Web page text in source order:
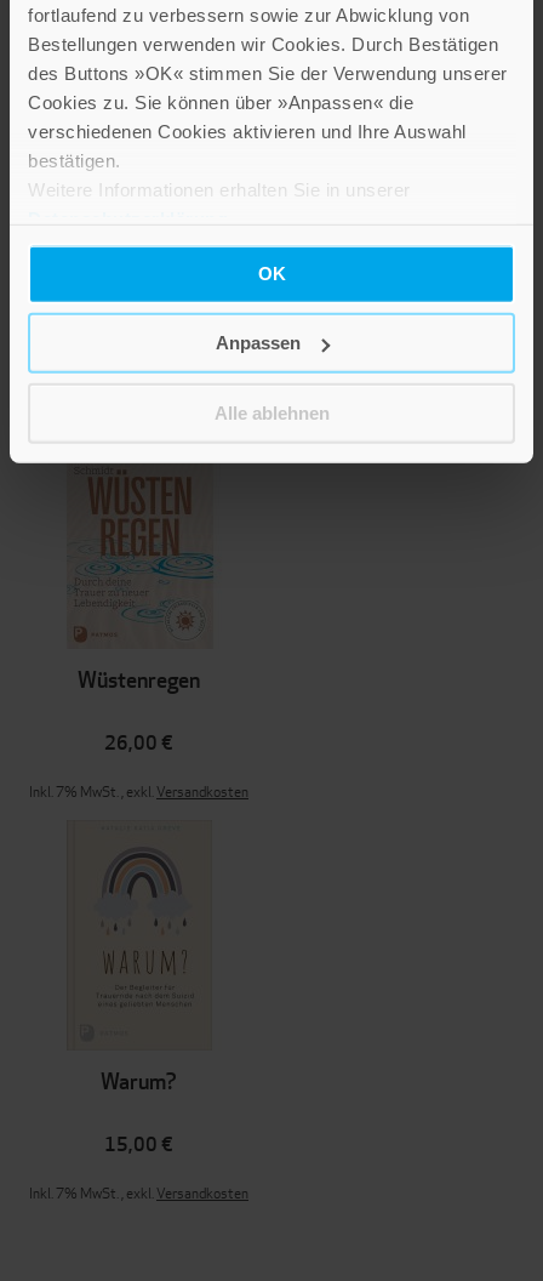
fortlaufend zu verbessern sowie zur Abwicklung von
Bestellungen verwenden wir Cookies. Durch Bestätigen
des Buttons »OK« stimmen Sie der Verwendung unserer
Cookies zu. Sie können über »Anpassen« die
verschiedenen Cookies aktivieren und Ihre Auswahl
bestätigen.
Weitere Informationen erhalten Sie in unserer
OK
Anpassen
Alle ablehnen
Der kleine
Inkl. 7% MwSt.,exkl.Versandkosten
Wüstenregen
26,00 €
Inkl. 7% MwSt.,exkl.Versandkosten
Warum?
15,00 €
Inkl. 7% MwSt.,exkl.Versandkosten